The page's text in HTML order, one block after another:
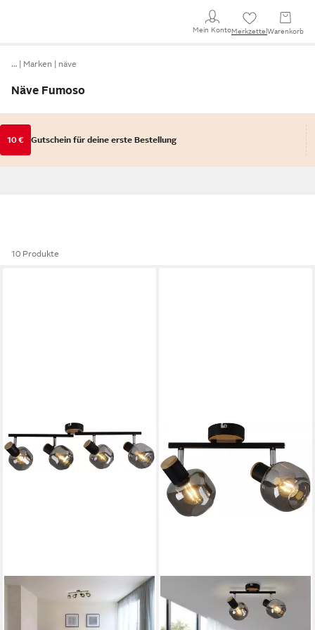
Mein KontoMerkzettel Warenkorb
… Marken näve
Näve Fumoso
10 € Gutschein für deine erste Bestellung
10 Produkte